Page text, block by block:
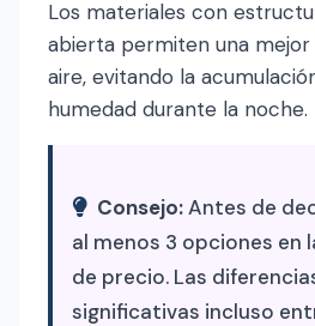
Los materiales con
abierta permiten una
aire, evitando la
humedad durante la noche.
Consejo:Antes de
al menos 3 opciones en
de precio. Las
significativas incluso